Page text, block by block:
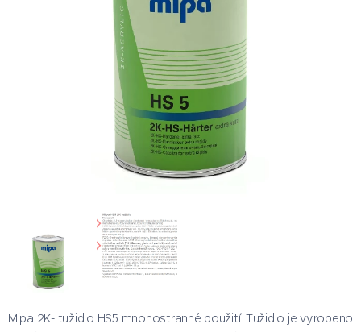
Mipa 2K- tužidlo HS5 mnohostranné použití. Tužidlo je vyrobeno